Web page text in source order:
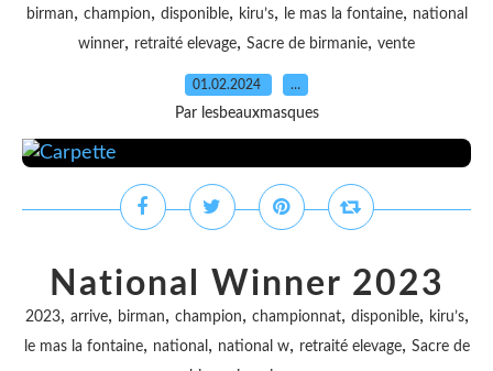
birman, champion, disponible, kiru’s, le mas la fontaine, national
winner, retraité elevage, Sacre de birmanie, vente
01.02.2024 …
Par lesbeauxmasques
National Winner 2023
2023, arrive, birman, champion, championnat, disponible, kiru’s,
le mas la fontaine, national , national w, retraité elevage, Sacre de